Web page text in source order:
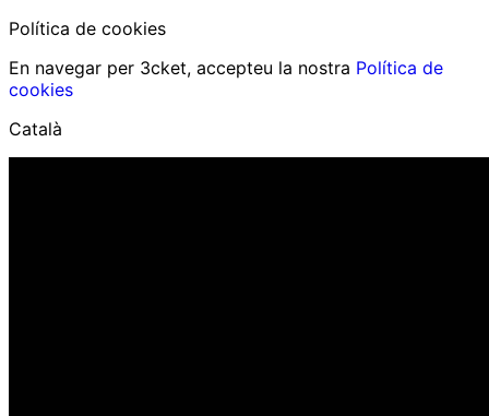
Política de cookies
En navegar per 3cket, accepteu la nostra Política de
cookies
Català